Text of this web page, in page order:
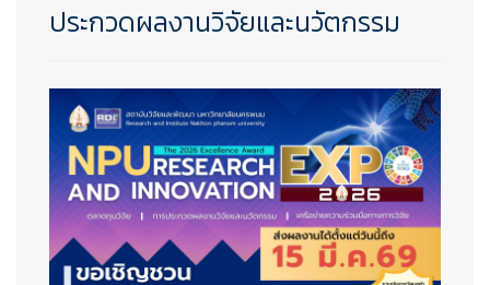
ประกวดผลงานวิจัยและนวัตกรรม